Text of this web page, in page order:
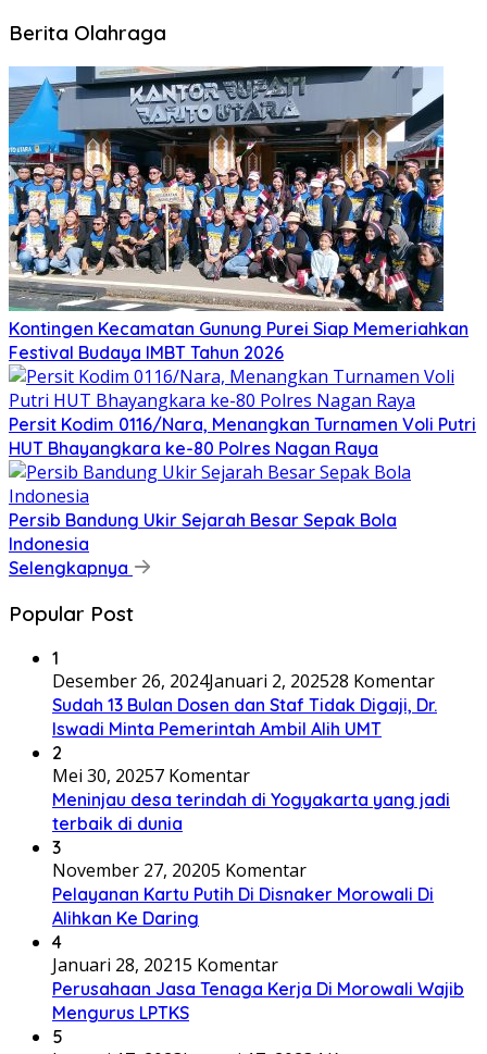
Berita Olahraga
Kontingen Kecamatan Gunung Purei Siap Memeriahkan
Festival Budaya IMBT Tahun 2026
Persit Kodim 0116/Nara, Menangkan Turnamen Voli Putri
HUT Bhayangkara ke-80 Polres Nagan Raya
Persib Bandung Ukir Sejarah Besar Sepak Bola
Indonesia
Selengkapnya
Popular Post
1
Desember 26, 2024Januari 2, 202528 Komentar
Sudah 13 Bulan Dosen dan Staf Tidak Digaji, Dr.
Iswadi Minta Pemerintah Ambil Alih UMT
2
Mei 30, 20257 Komentar
Meninjau desa terindah di Yogyakarta yang jadi
terbaik di dunia
3
November 27, 20205 Komentar
Pelayanan Kartu Putih Di Disnaker Morowali Di
Alihkan Ke Daring
4
Januari 28, 20215 Komentar
Perusahaan Jasa Tenaga Kerja Di Morowali Wajib
Mengurus LPTKS
5